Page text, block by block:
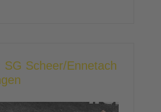
SG Scheer/Ennetach